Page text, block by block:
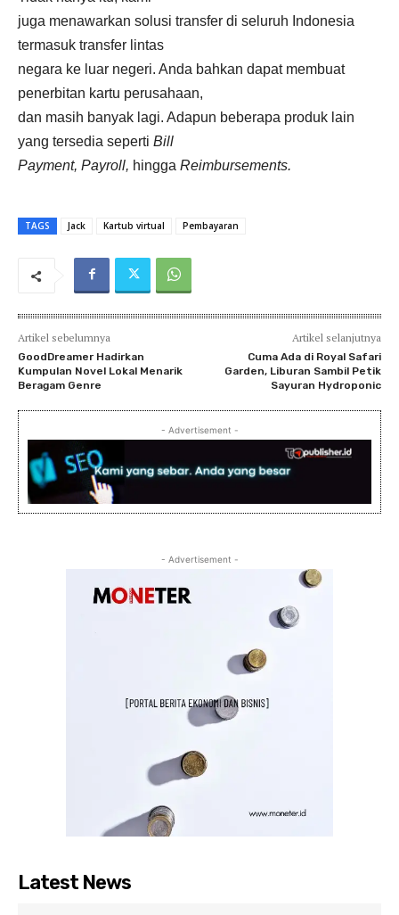
juga menawarkan solusi transfer di seluruh Indonesia
termasuk transfer lintas
negara ke luar negeri. Anda bahkan dapat membuat
penerbitan kartu perusahaan,
dan masih banyak lagi. Adapun beberapa produk lain
yang tersedia seperti Bill
Payment, Payroll, hingga Reimbursements.
TAGS Jack Kartub virtual Pembayaran
Artikel sebelumnya
GoodDreamer Hadirkan
Kumpulan Novel Lokal Menarik
Beragam Genre
Artikel selanjutnya
Cuma Ada di Royal Safari
Garden, Liburan Sambil Petik
Sayuran Hydroponic
- Advertisement -
- Advertisement -
Latest News